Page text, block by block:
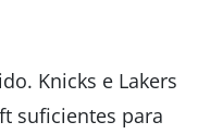
Knicks e Lakers
suficientes para